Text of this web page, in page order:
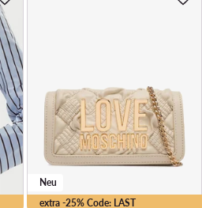
extra -25% Code: LAST
Neu